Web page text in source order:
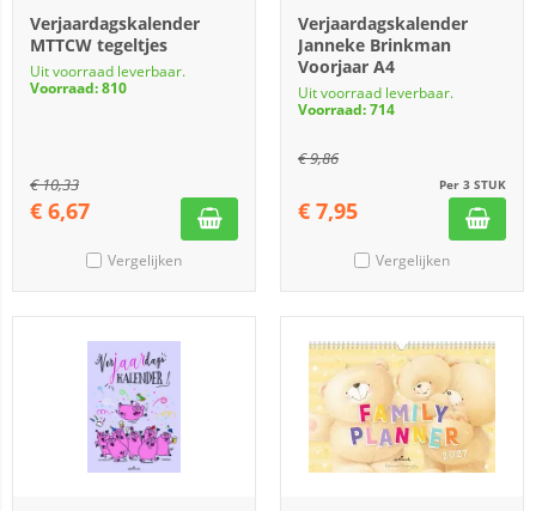
Verjaardagskalender
MTTCW tegeltjes
Uit voorraad leverbaar.
Voorraad: 810
€10,33
€ 6,67
Vergelijken
Verjaardagskalender
Janneke Brinkman
Voorjaar A4
Uit voorraad leverbaar.
Voorraad: 714
€9,86
Per 3 STUK
€ 7,95
Vergelijken